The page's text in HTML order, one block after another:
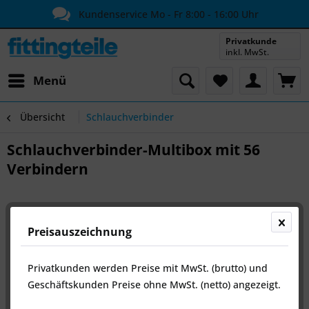
Kundenservice Mo - Fr 8:00 - 16:00 Uhr
Menü
Privatkunde
inkl. MwSt.
Übersicht Schlauchverbinder
Schlauchverbinder-Multibox mit 56
Verbindern
Preisauszeichnung
Privatkunden werden Preise mit MwSt. (brutto) und
Geschäftskunden Preise ohne MwSt. (netto) angezeigt.